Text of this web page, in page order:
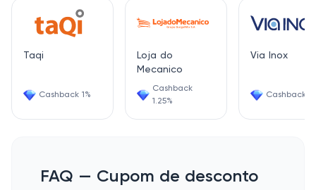
Taqi
Cashback 1%
Loja do
Mecanico
Cashback
1.25%
Via Inox
Cashback
FAQ — Cupom de desconto